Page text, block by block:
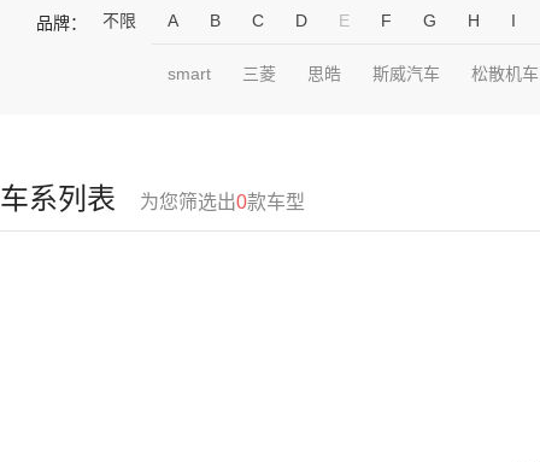
品牌： 不限 A B C D E F G H I
smart 三菱 思皓 斯威汽车 松散机车
车系列表 为您筛选出0款车型